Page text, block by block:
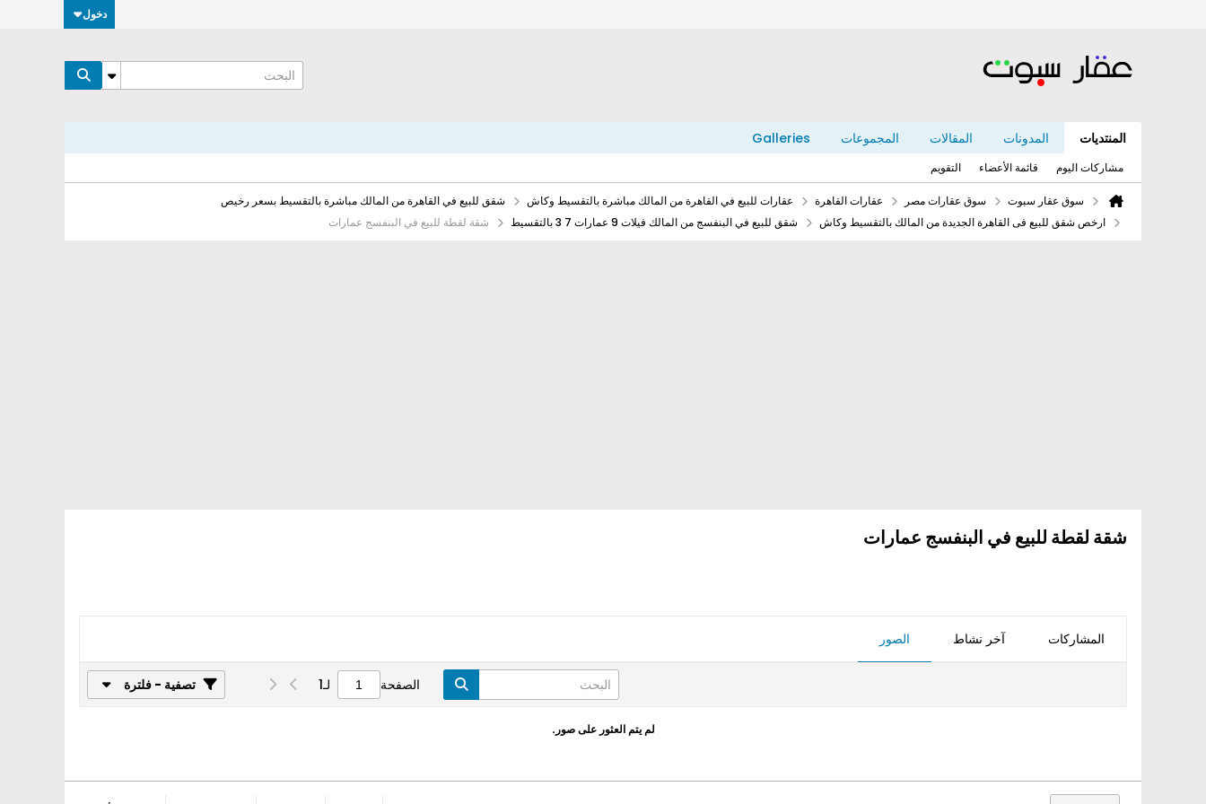
دخول
المنتديات المدونات المقالات المجموعات Galleries
مشاركات اليوم قائمة الأعضاء التقويم
سوق عقار سبوت سوق عقارات مصر عقارات القاهرة عقارات للبيع في القاهرة من المالك مباشرة بالتقسيط وكاش
شقق للبيع في القاهرة من المالك مباشرة بالتقسيط بسعر رخيص
ارخص شقق للبيع فى القاهرة الجديدة من المالك بالتقسيط وكاش
شقق للبيع في البنفسج من المالك فيلات 9 عمارات 7 3 بالتقسيط ​شقة لقطة للبيع في البنفسج عمارات
​شقة لقطة للبيع في البنفسج عمارات
المشاركات آخر نشاط الصور
الصفحة لـ1 تصفية - فلترة
لم يتم العثور على صور.